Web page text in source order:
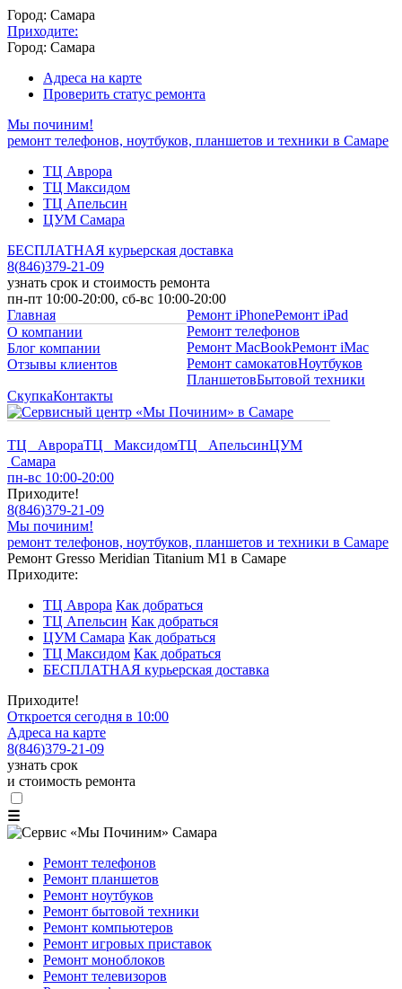
Город: Самара
Приходите:
Город: Самара
Адреса на карте
Проверить статус ремонта
Мы починим!
ремонт телефонов, ноутбуков, планшетов и техники в Самаре
ТЦ Аврора
ТЦ Максидом
ТЦ Апельсин
ЦУМ Самара
БЕСПЛАТНАЯ курьерская доставка
8(846)379-21-09
узнать срок и стоимость ремонта
пн-пт 10:00-20:00, сб-вс 10:00-20:00
Главная
О компании
Блог компании
Отзывы клиентов
Ремонт iPhoneРемонт iPad
Ремонт телефонов
Ремонт MacBookРемонт iMac
Ремонт самокатовНоутбуков
ПланшетовБытовой техники
СкупкаКонтакты
ТЦ АврораТЦ МаксидомТЦ АпельсинЦУМ
Самара
пн-вс 10:00-20:00
Приходите!
8(846)379-21-09
Мы починим!
ремонт телефонов, ноутбуков, планшетов и техники в Самаре
Ремонт Gresso Meridian Titanium M1 в Самаре
Приходите:
ТЦ Аврора Как добраться
ТЦ Апельсин Как добраться
ЦУМ Самара Как добраться
ТЦ Максидом Как добраться
БЕСПЛАТНАЯ курьерская доставка
Приходите!
Откроется сегодня в 10:00
Адреса на карте
8(846)379-21-09
узнать срок
и стоимость ремонта
☰
Ремонт телефонов
Ремонт планшетов
Ремонт ноутбуков
Ремонт бытовой техники
Ремонт компьютеров
Ремонт игровых приставок
Ремонт моноблоков
Ремонт телевизоров